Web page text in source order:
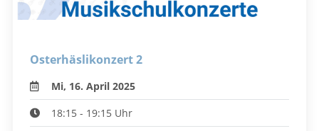
Osterhäslikonzert 2
Mi, 16. April 2025
18:15 - 19:15 Uhr